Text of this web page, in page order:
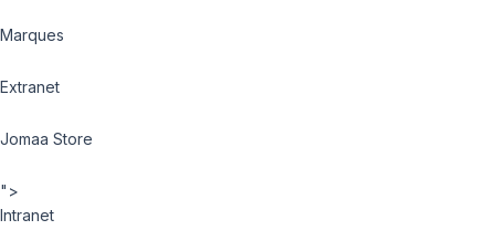
Marques
Extranet
Jomaa Store
">
Intranet